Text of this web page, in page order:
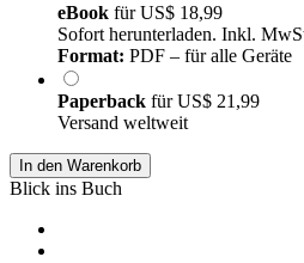
eBook fürUS$ 18,99
Sofort herunterladen. Inkl.
Format: PDF – für alle Geräte
Paperback fürUS$ 21,99
Versand weltweit
In den Warenkorb
Blick ins Buch